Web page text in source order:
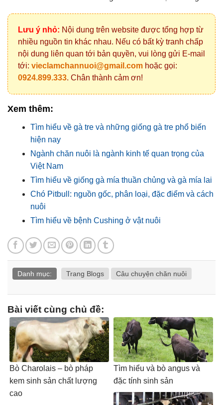
Lưu ý nhỏ: Nội dung trên website được tổng hợp từ
nhiều nguồn tin khác nhau. Nếu có bất kỳ tranh chấp
nội dung liên quan tới bản quyền, vui lòng gửi E-mail
tới: vieclamchannuoi@gmail.com hoặc gọi:
0924.899.333. Chân thành cảm ơn!
Xem thêm:
Tìm hiểu về gà tre và những giống gà tre phổ biến
hiện nay
Ngành chăn nuôi là ngành kinh tế quan trọng của
Việt Nam
Tìm hiểu về giống gà mía thuần chủng và gà mía lai
Chó Pitbull: nguồn gốc, phân loại, đặc điểm và cách
nuôi
Tìm hiểu về bệnh Cushing ở vật nuôi
Danh mục: Trang Blogs Câu chuyện chăn nuôi
Bài viết cùng chủ đề:
Bò Charolais – bò pháp
kem sinh sản chất lượng
cao
Tìm hiểu và bò angus và
đặc tính sinh sản